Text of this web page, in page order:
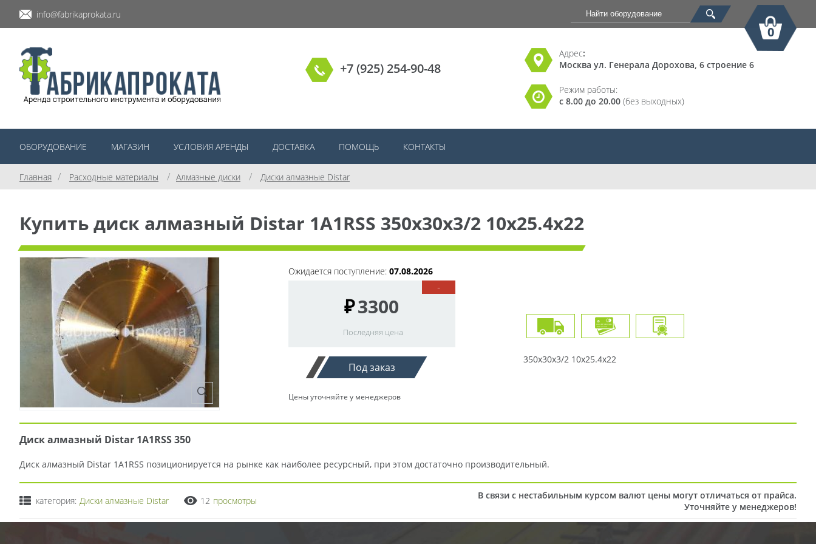
info@fabrikaprokata.ru
0
+7 (925) 254-90-48
Адрес:
Москва ул. Генерала Дорохова, 6 строение 6
Режим работы:
с 8.00 до 20.00 (без выходных)
ОБОРУДОВАНИЕ МАГАЗИН УСЛОВИЯ АРЕНДЫ ДОСТАВКА ПОМОЩЬ КОНТАКТЫ
Главная / Расходные материалы / Алмазные диски / Диски алмазные Distar
Купить диск алмазный Distar 1A1RSS 350x30x3/2 10x25.4x22
Ожидается поступление: 07.08.2026
-
₽3300
Последняя цена
Под заказ
Цены уточняйте у менеджеров
350x30x3/2 10x25.4x22
Диск алмазный Distar 1A1RSS 350
Диск алмазный Distar 1A1RSS позиционируется на рынке как наиболее ресурсный, при этом достаточно производительный.
категория: Диски алмазные Distar 12 просмотры
В связи с нестабильным курсом валют цены могут отличаться от прайса.
Уточняйте у менеджеров!